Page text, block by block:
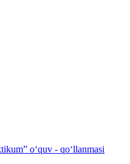
o‘quv - qo‘llanmasi